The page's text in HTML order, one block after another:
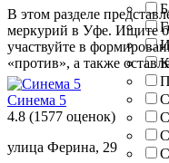
В этом разделе
меркурий в Уфе. Ищите
участвуйте в
«против», а также
Синема 5
4.8 (1577 оценок)
улица Ферина, 29